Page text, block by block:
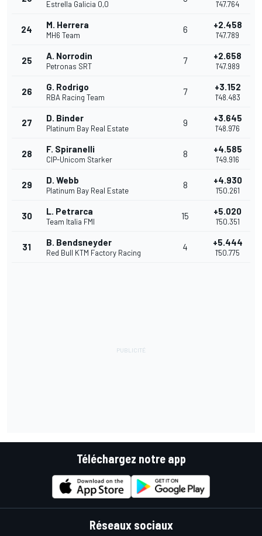
Estrella Galicia 0,0 1'47.764
24 M. Herrera
MH6 Team
6 +2.458
1'47.789
25 A. Norrodin
Petronas SRT
7 +2.658
1'47.989
26 G. Rodrigo
RBA Racing Team
7 +3.152
1'48.483
27 D. Binder
Platinum Bay Real Estate
9 +3.645
1'48.976
28 F. Spiranelli
CIP-Unicom Starker
8 +4.585
1'49.916
29 D. Webb
Platinum Bay Real Estate
8 +4.930
1'50.261
30 L. Petrarca
Team Italia FMI
15 +5.020
1'50.351
31 B. Bendsneyder
Red Bull KTM Factory Racing
4 +5.444
1'50.775
Téléchargez notre app
Réseaux sociaux